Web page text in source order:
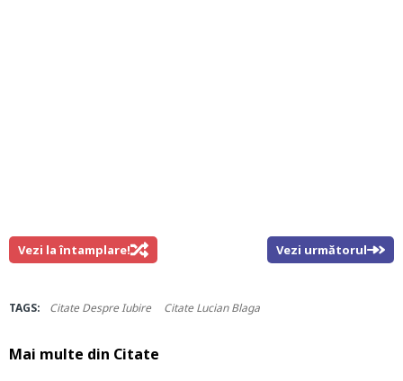
Vezi la întamplare! Vezi următorul
TAGS: Citate Despre Iubire Citate Lucian Blaga
Mai multe din Citate